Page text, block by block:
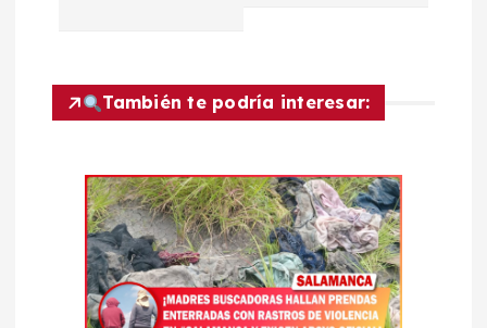
ó
También te podría interesar: